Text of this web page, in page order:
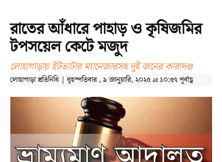
রাতের আঁধারে পাহাড় ও কৃষিজমির
টপসয়েল কেটে মজুদ
লোহাগাড়ায় ইটভাটার ম্যানেজারসহ দুই জনের কারাদণ্ড
লোহাগাড়া প্রতিনিধি | বৃহস্পতিবার , ৯ জানুয়ারি, ২০২৫ at ১০:৫৭ পূর্বাহ্ণ